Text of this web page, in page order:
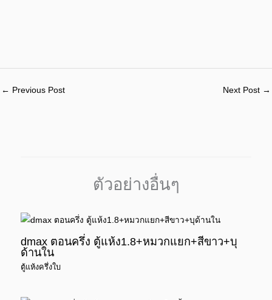
← Previous Post Next Post →
ตัวอย่างอื่นๆ
dmax ตอนครึ่ง ตู้แห้ง1.8+หมวกแยก+สีขาว+บุ
ด้านใน
ตู้แห้งครึ่งใบ